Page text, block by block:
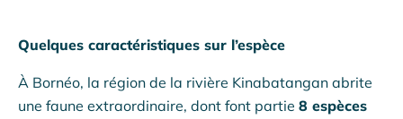
Quelques caractéristiques sur l’espèce
À Bornéo, la région de la rivière Kinabatangan abrite
une faune extraordinaire, dont font partie 8 espèces